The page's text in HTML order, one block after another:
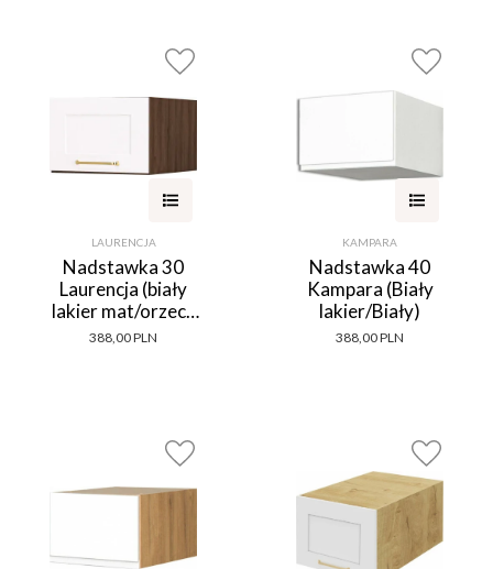
LAURENCJA
Nadstawka 30
Laurencja (biały
lakier mat/orzech
Foresta)
388,00 PLN
KAMPARA
Nadstawka 40
Kampara (Biały
lakier/Biały)
388,00 PLN